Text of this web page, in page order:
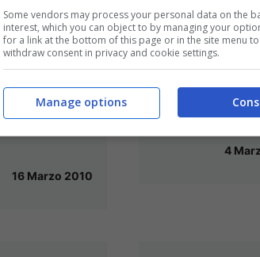
:
in
16 Marzo 2010
Botnet
messa fuori
servizio
4
Some vendors may process your personal data on the
interest, which you can object to by managing your
for a link at the bottom of this page or in the site menu
withdraw consent in privacy and cookie settings.
Manage options